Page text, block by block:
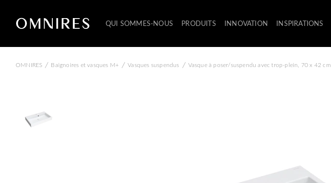
QUI SOMMES-NOUS PRODUITS INNOVATION INSPIRATIONS
OMNIRES / Baignoires et vasques M+ / Vasques suspendus / Vasque à poser/suspendu avec trop-plein, 70 x 42 cm